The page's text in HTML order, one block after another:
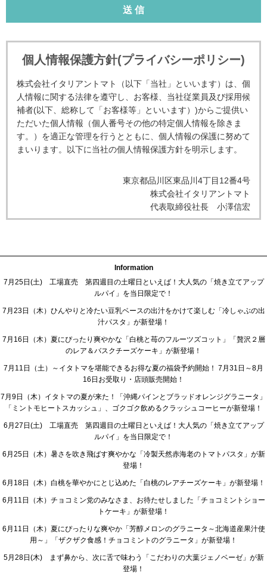
個人情報保護方針(プライバシーポリシー)
株式会社イタリアントマト（以下「当社」といいます）は、個
人情報に関する法律を遵守し、お客様、当社従業員及び採用候
補者(以下、総称して「お客様等」といいます）)からご提供い
ただいた個人情報（個人番号その他の特定個人情報を除きま
す。）を適正な管理を行うとともに、個人情報の保護に努めて
まいります。以下に当社の個人情報保護方針を明示します。
東京都品川区東品川4丁目12番4号
株式会社イタリアントマト
代表取締役社長 小澤信宏
により特定の個人を識別することができることとなるものを含
みます。）又は個人識別符号が含まれる情報をいいます。ま
た、「個人関連情報」とは、生存する個人に関する情報のうち
ないものをいいます。
当社が取得する個人情報及び個人関連情報の具体例は以下のと
●個人情報に該当するもの
番号・メールアドレス・生年月日等
●原則として個人関連情報に該当するが、当社が個人情報と容
易に照合できる形で管理している場合には個人情報に該当す
Cookieデータ及びCookie類似技術を利用した情報
当社WEBサイトやWEB広告を閲覧した際に利用した端
末関連情報及びブラウザ情報
1.個人情報をお伺いする場合
当社は、お客様等により良いサービスを提供するため、以下の
利用目的のために必要な範囲でお客様の個人情報を収集するこ
とがあります。
Information
7月25日(土) 工場直売 第四週目の土曜日といえば！大人気の「焼き立てアップ
ルパイ」を当日限定で！
7月23日（木）ひんやりと冷たい豆乳ベースの出汁をかけて楽しむ「冷しゃぶの出
汁パスタ」が新登場！
7月16日（木）夏にぴったり爽やかな「白桃と苺のフルーツズコット」「贅沢２層
のレア＆バスクチーズケーキ」が新登場！
7月11日（土）～イタトマを堪能できるお得な夏の福袋予約開始！ 7月31日～8月
16日お受取り・店頭販売開始！
7月9日（木）イタトマの夏が来た！「沖縄パインとブラッドオレンジグラニータ」
「ミントモヒートスカッシュ」、ゴクゴク飲めるクラッシュコーヒーが新登場！
6月27日(土) 工場直売 第四週目の土曜日といえば！大人気の「焼き立てアップ
ルパイ」を当日限定で！
6月25日（木）暑さを吹き飛ばす爽やかな「冷製天然赤海老のトマトパスタ」が新
登場！
6月18日（木）白桃を華やかにとじ込めた「白桃のレアチーズケーキ」が新登場！
6月11日（木）チョコミン党のみなさま、お待たせしました「チョコミントショー
トケーキ」が新登場！
6月11日（木）夏にぴったりな爽やか「芳醇メロンのグラニータ～北海道産果汁使
用～」「ザクザク食感！チョコミントのグラニータ」が新登場！
5月28日(木) まず鼻から、次に舌で味わう「こだわりの大葉ジェノベーゼ」が新
登場！